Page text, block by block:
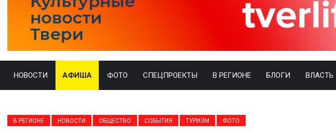
НОВОСТИ АФИША ФОТО СПЕЦПРОЕКТЫ В РЕГИОНЕ БЛОГИ ВЛАСТЬ
В РЕГИОНЕ НОВОСТИ ОБЩЕСТВО СОБЫТИЯ ТУРИЗМ ФОТО